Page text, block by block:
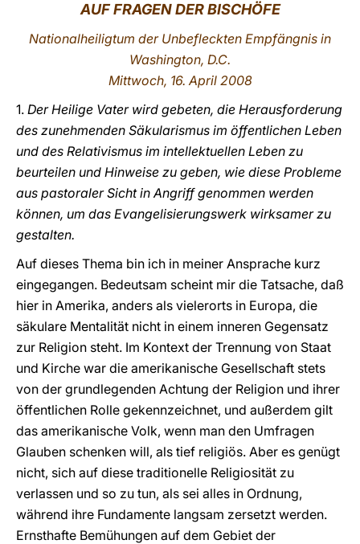
AUF FRAGEN DER BISCHÖFE
Nationalheiligtum der Unbefleckten Empfängnis in
Washington, D.C.
Mittwoch, 16. April 2008
1. Der Heilige Vater wird gebeten, die Herausforderung
des zunehmenden Säkularismus im öffentlichen Leben
und des Relativismus im intellektuellen Leben zu
beurteilen und Hinweise zu geben, wie diese Probleme
aus pastoraler Sicht in Angriff genommen werden
können, um das Evangelisierungswerk wirksamer zu
gestalten.
Auf dieses Thema bin ich in meiner Ansprache kurz
eingegangen. Bedeutsam scheint mir die Tatsache, daß
hier in Amerika, anders als vielerorts in Europa, die
säkulare Mentalität nicht in einem inneren Gegensatz
zur Religion steht. Im Kontext der Trennung von Staat
und Kirche war die amerikanische Gesellschaft stets
von der grundlegenden Achtung der Religion und ihrer
öffentlichen Rolle gekennzeichnet, und außerdem gilt
das amerikanische Volk, wenn man den Umfragen
Glauben schenken will, als tief religiös. Aber es genügt
nicht, sich auf diese traditionelle Religiosität zu
verlassen und so zu tun, als sei alles in Ordnung,
während ihre Fundamente langsam zersetzt werden.
Ernsthafte Bemühungen auf dem Gebiet der